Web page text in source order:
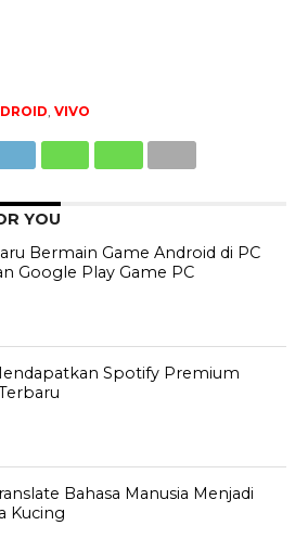
, VIVO
YOU
Bermain Game Android di PC
Google Play Game PC
Spotify Premium
Bahasa Manusia Menjadi
Kucing